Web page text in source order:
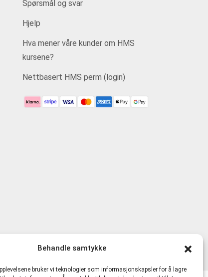
Behandle samtykke
bruker vi teknologier som informasjonskapsler for å lagre
Spørsmål og svar
Hjelp
Hva mener våre kunder om HMS
kursene?
Nettbasert HMS perm (login)